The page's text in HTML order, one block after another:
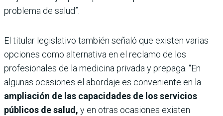
problema de salud”.
El titular legislativo también señaló que existen varias
opciones como alternativa en el reclamo de los
profesionales de la medicina privada y prepaga. “En
algunas ocasiones el abordaje es conveniente en la
ampliación de las capacidades de los servicios
públicos de salud, y en otras ocasiones existen